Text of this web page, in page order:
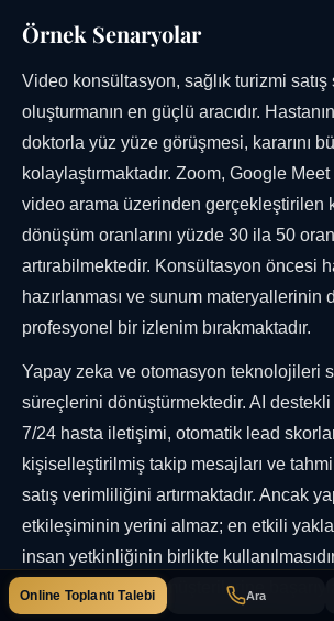
Örnek Senaryolar
Video konsültasyon, sağlık turizmi
oluşturmanın en güçlü aracıdır.
doktorla yüz yüze görüşmesi, kararını
kolaylaştırmaktadır. Zoom, Google
video arama üzerinden gerçekleştirilen
dönüşüm oranlarını yüzde 30 ila 50
artırabilmektedir. Konsültasyon öncesi
hazırlanması ve sunum materyallerinin
profesyonel bir izlenim bırakmaktadır.
Yapay zeka ve otomasyon teknolojileri
süreçlerini dönüştürmektedir. AI
7/24 hasta iletişimi, otomatik lead
kişiselleştirilmiş takip mesajları ve
satış verimliliğini artırmaktadır. Ancak
etkileşiminin yerini almaz; en etkili
insan yetkinliğinin birlikte
entegre yaklaşımı müşterilerineAra
Online Toplantı Talebi